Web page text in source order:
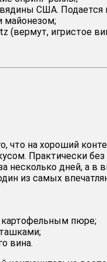
США.
майонезом;
(вермут, игристое
что на хороший
Практически
несколько дней, а в
из самых
пюре;
вина.